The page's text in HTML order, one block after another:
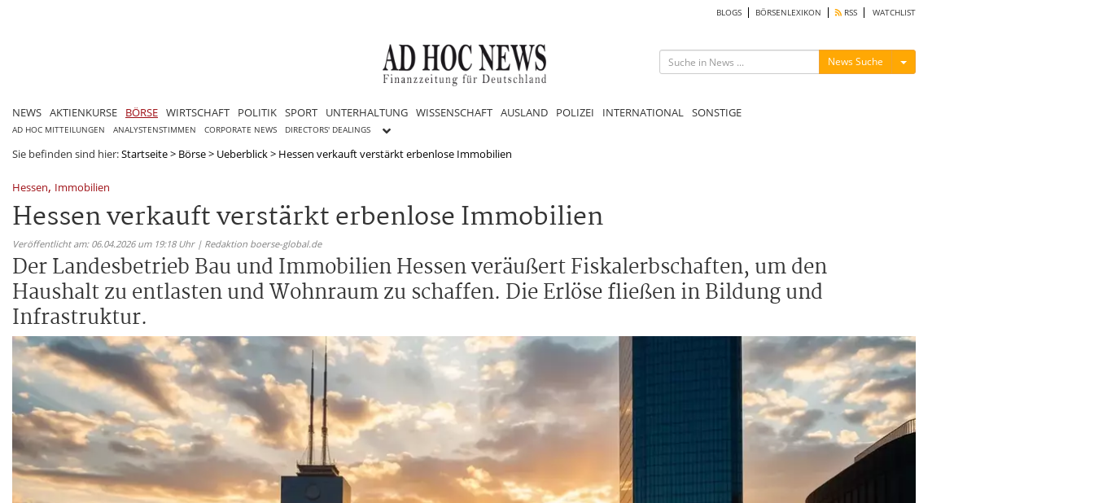
BLOGS BÖRSENLEXIKON RSS WATCHLIST
News Suche Menü ein-/ausblenden
NEWS AKTIENKURSE BÖRSE WIRTSCHAFT POLITIK SPORT UNTERHALTUNG WISSENSCHAFT AUSLAND POLIZEI INTERNATIONAL SONSTIGE
AD HOC MITTEILUNGEN ANALYSTENSTIMMEN CORPORATE NEWS DIRECTORS' DEALINGS
Sie befinden sind hier:Startseite> Börse> Ueberblick> Hessen verkauft verstärkt erbenlose Immobilien
Hessen, Immobilien
Hessen verkauft verstärkt erbenlose Immobilien
Veröffentlicht am: 06.04.2026 um 19:18 Uhr | Redaktion boerse-global.de
Der Landesbetrieb Bau und Immobilien Hessen veräußert Fiskalerbschaften, um den
Haushalt zu entlasten und Wohnraum zu schaffen. Die Erlöse fließen in Bildung und
Infrastruktur.